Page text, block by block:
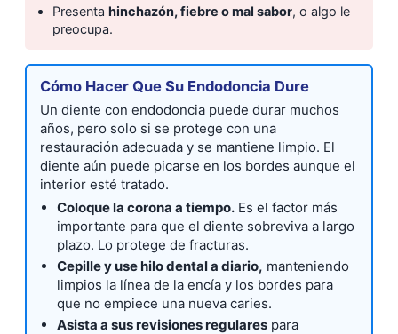
Presenta hinchazón, fiebre o mal sabor, o algo le
preocupa.
Cómo Hacer Que Su Endodoncia Dure
Un diente con endodoncia puede durar muchos
años, pero solo si se protege con una
restauración adecuada y se mantiene limpio. El
diente aún puede picarse en los bordes aunque el
interior esté tratado.
Coloque la corona a tiempo. Es el factor más
importante para que el diente sobreviva a largo
plazo. Lo protege de fracturas.
Cepille y use hilo dental a diario, manteniendo
limpios la línea de la encía y los bordes para
que no empiece una nueva caries.
Asista a sus revisiones regulares para